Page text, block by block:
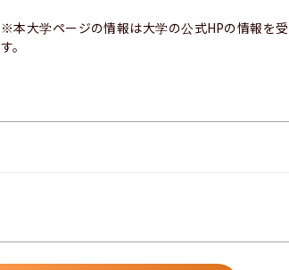
※本大学ページの情報は大学の公式HPの情報を
す。